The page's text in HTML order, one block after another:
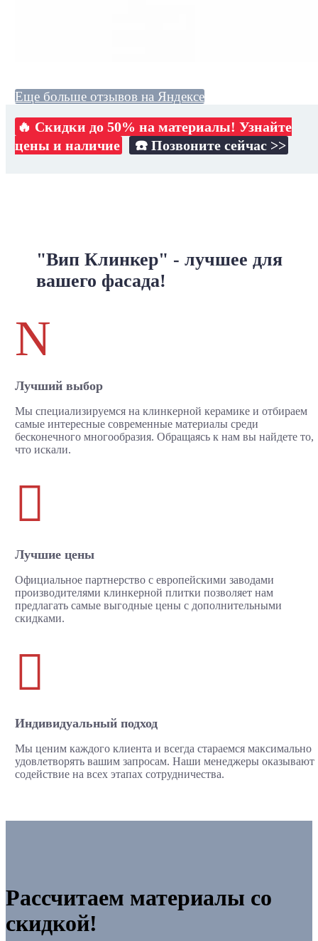
Еще больше отзывов на Яндексе
🔥 Скидки до 50% на материалы! Узнайте
цены и наличие
☎️ Позвоните сейчас >>
"Вип Клинкер" - лучшее для
вашего фасада!
N
Лучший выбор
Мы специализируемся на клинкерной керамике и отбираем
самые интересные современные материалы среди
бесконечного многообразия. Обращаясь к нам вы найдете то,
что искали.

Лучшие цены
Официальное партнерство с европейскими заводами
производителями клинкерной плитки позволяет нам
предлагать самые выгодные цены с дополнительными
скидками.

Индивидуальный подход
Мы ценим каждого клиента и всегда стараемся максимально
удовлетворять вашим запросам. Наши менеджеры оказывают
содействие на всех этапах сотрудничества.
Рассчитаем материалы со
скидкой!